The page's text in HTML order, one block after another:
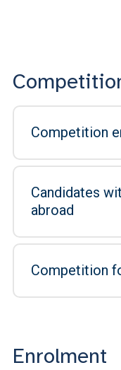
Competition
Candidates
abroad
Competition
Enrolment